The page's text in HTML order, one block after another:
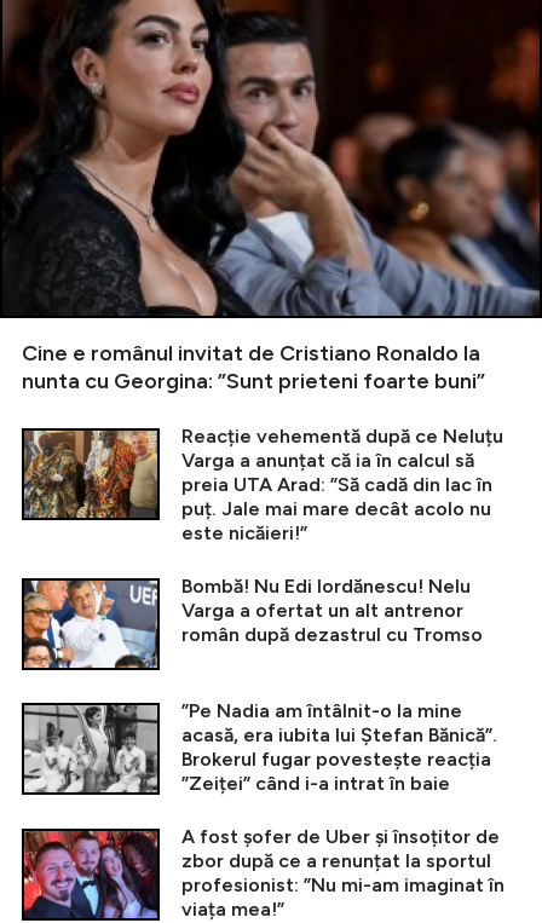
Cine e românul invitat de Cristiano Ronaldo la
nunta cu Georgina: ”Sunt prieteni foarte buni”
Reacție vehementă după ce Neluțu
Varga a anunțat că ia în calcul să
preia UTA Arad: ”Să cadă din lac în
puț. Jale mai mare decât acolo nu
este nicăieri!”
Bombă! Nu Edi Iordănescu! Nelu
Varga a ofertat un alt antrenor
român după dezastrul cu Tromso
”Pe Nadia am întâlnit-o la mine
acasă, era iubita lui Ștefan Bănică”.
Brokerul fugar povestește reacția
”Zeiței” când i-a intrat în baie
A fost șofer de Uber și însoțitor de
zbor după ce a renunțat la sportul
profesionist: ”Nu mi-am imaginat în
viața mea!”